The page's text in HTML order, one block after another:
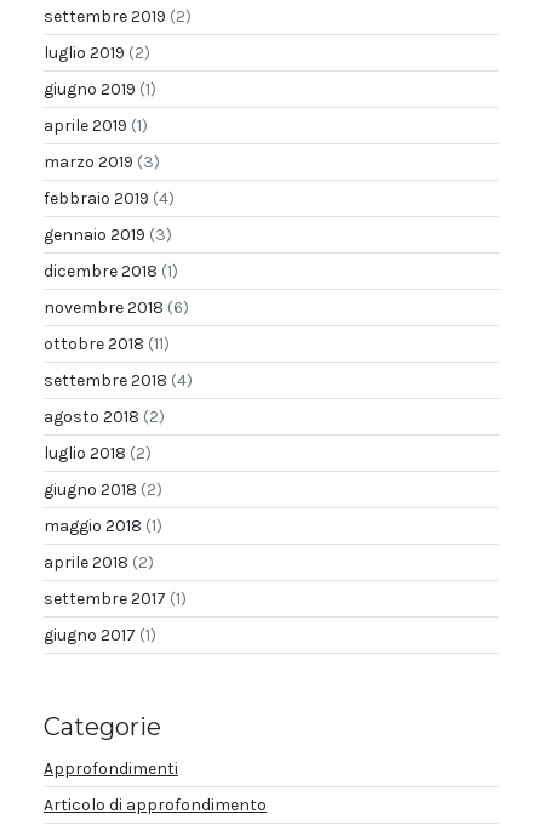
settembre 2019 (2)
luglio 2019 (2)
giugno 2019 (1)
aprile 2019 (1)
marzo 2019 (3)
febbraio 2019 (4)
gennaio 2019 (3)
dicembre 2018 (1)
novembre 2018 (6)
ottobre 2018 (11)
settembre 2018 (4)
agosto 2018 (2)
luglio 2018 (2)
giugno 2018 (2)
maggio 2018 (1)
aprile 2018 (2)
settembre 2017 (1)
giugno 2017 (1)
Categorie
Approfondimenti
Articolo di approfondimento